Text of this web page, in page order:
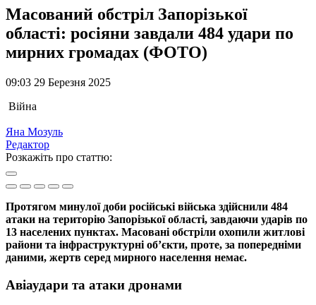
Масований обстріл Запорізької
області: росіяни завдали 484 удари по
мирних громадах (ФОТО)
09:03 29 Березня 2025
Війна
Яна Мозуль
Редактор
Розкажіть про статтю:
Протягом минулої доби російські війська здійснили 484
атаки на територію Запорізької області, завдаючи ударів по
13 населених пунктах. Масовані обстріли охопили житлові
райони та інфраструктурні об’єкти, проте, за попередніми
даними, жертв серед мирного населення немає.
Авіаудари та атаки дронами